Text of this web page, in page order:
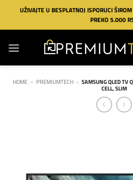
Preskoči
sadržaj
UŽIVAJTE U BESPLATNOJ ISPORUCI
PREKO 5.000
HOME » PREMIUMTECH » SAMSUNG QLED TV
CELL, SLIM